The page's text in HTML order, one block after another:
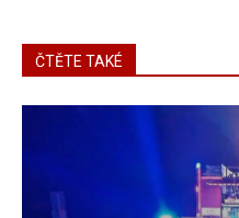
ČTĚTE TAKÉ